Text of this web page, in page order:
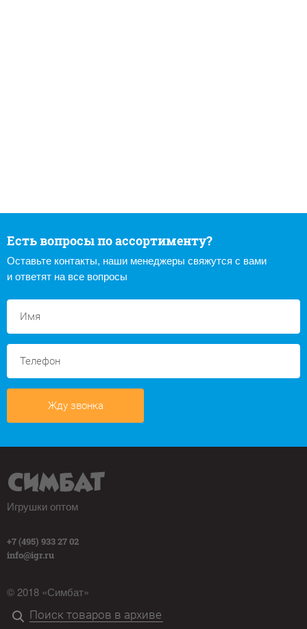
Есть вопросы по ассортименту?
Оставьте контакты, наши менеджеры свяжутся с вами
и ответят на все вопросы
Жду звонка
Игрушки оптом
+7 (495) 933 27 02
info@igr.ru
© 2018 «Симбат»